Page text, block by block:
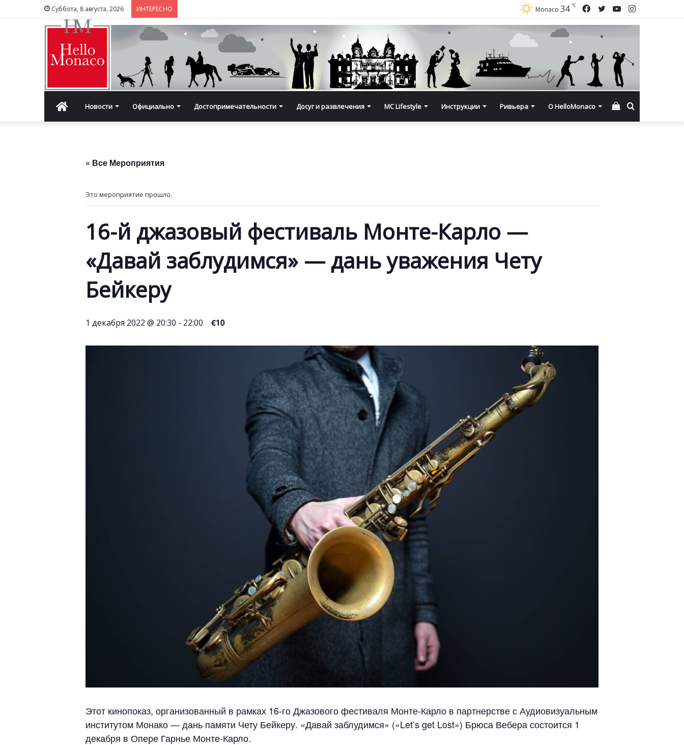
Суббота, 8 августа, 2026 ИНТЕРЕСНО Instagram
YouTube
Twitter
Facebook
Monaco 34 ℃
ГлавнаяНовости Официально Достопримечательности Досуг и развлечения MC Lifestyle Инструкции Ривьера О HelloMonaco Смотреть
« Все Мероприятия
Это мероприятие прошло.
16-й джазовый фестиваль Монте-Карло —
«Давай заблудимся» — дань уважения Чету
Бейкеру
1 декабря 2022 @ 20:30 - 22:00 €10
Этот кинопоказ, организованный в рамках 16-го Джазового фестиваля Монте-Карло в партнерстве с Аудиовизуальным
институтом Монако — дань памяти Чету Бейкеру. «Давай заблудимся» («Let’s get Lost») Брюса Вебера состоится 1
декабря в Опере Гарнье Монте-Карло.